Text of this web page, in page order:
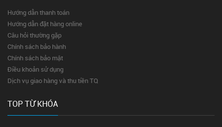
Hướng dẫn thanh toán
Hướng dẫn đặt hàng online
Câu hỏi thường gặp
Chính sách bảo hành
Chính sách bảo mật
Điều khoản sử dụng
Dịch vụ giao hàng và thu tiền TQ
TOP TỪ KHÓA